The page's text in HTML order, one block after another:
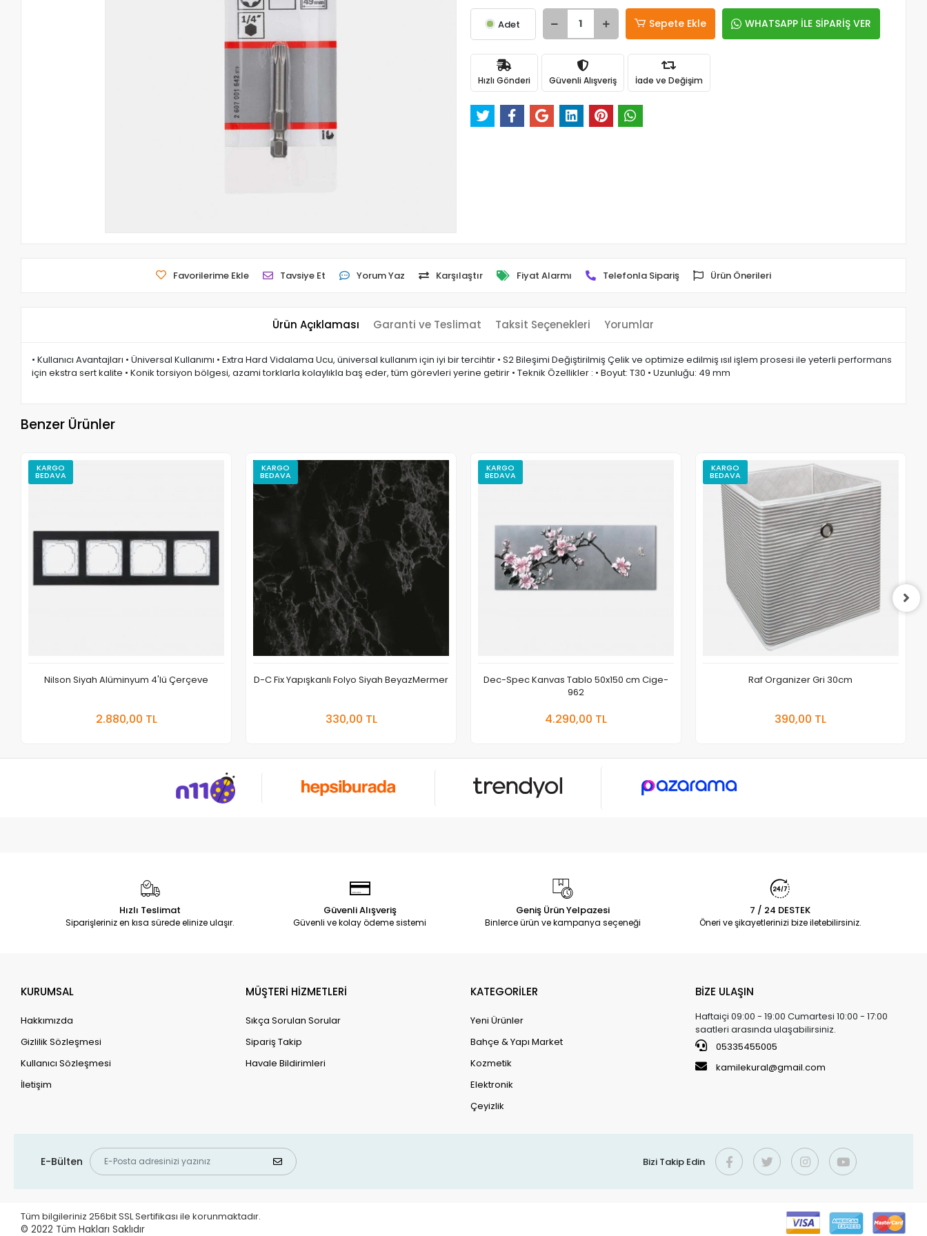
Adet Sepete Ekle WHATSAPP İLE SİPARİŞ VER
Hızlı Gönderi Güvenli Alışveriş İade ve Değişim
Favorilerime Ekle Tavsiye Et Yorum Yaz Karşılaştır Fiyat Alarmı Telefonla Sipariş Ürün Önerileri
Ürün Açıklaması Garanti ve Teslimat Taksit Seçenekleri Yorumlar
• Kullanıcı Avantajları • Üniversal Kullanımı • Extra Hard Vidalama Ucu, üniversal kullanım için iyi bir tercihtir • S2 Bileşimi Değiştirilmiş Çelik ve optimize edilmiş ısıl işlem prosesi ile yeterli performans
için ekstra sert kalite • Konik torsiyon bölgesi, azami torklarla kolaylıkla baş eder, tüm görevleri yerine getirir • Teknik Özellikler : • Boyut: T30 • Uzunluğu: 49 mm
Benzer Ürünler
KARGO
BEDAVA
Nilson Siyah Alüminyum 4'lü Çerçeve
2.880,00 TL
KARGO
BEDAVA
D-C Fix Yapışkanlı Folyo Siyah BeyazMermer
330,00 TL
KARGO
BEDAVA
Dec-Spec Kanvas Tablo 50x150 cm Cige-
962
4.290,00 TL
KARGO
BEDAVA
Raf Organizer Gri 30cm
390,00 TL
Hızlı Teslimat
Siparişleriniz en kısa sürede elinize ulaşır.
Güvenli Alışveriş
Güvenli ve kolay ödeme sistemi
Geniş Ürün Yelpazesi
Binlerce ürün ve kampanya seçeneği
7 / 24 DESTEK
Öneri ve şikayetlerinizi bize iletebilirsiniz.
KURUMSAL
Hakkımızda
Gizlilik Sözleşmesi
Kullanıcı Sözleşmesi
İletişim
MÜŞTERİ HİZMETLERİ
Sıkça Sorulan Sorular
Sipariş Takip
Havale Bildirimleri
KATEGORİLER
Yeni Ürünler
Bahçe & Yapı Market
Kozmetik
Elektronik
Çeyizlik
BİZE ULAŞIN
Haftaiçi 09:00 - 19:00 Cumartesi 10:00 - 17:00
saatleri arasında ulaşabilirsiniz.
05335455005
kamilekural@gmail.com
E-Bülten Bizi Takip Edin
Tüm bilgileriniz 256bit SSL Sertifikası ile korunmaktadır.
© 2022 Tüm Hakları Saklıdır